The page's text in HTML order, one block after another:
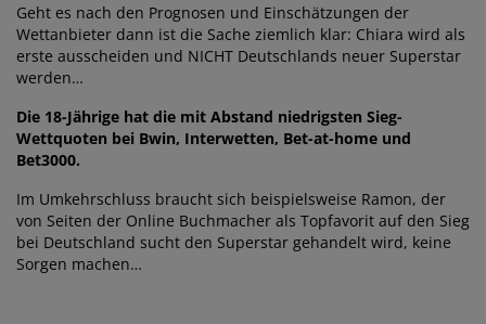
Geht es nach den Prognosen und Einschätzungen der
Wettanbieter dann ist die Sache ziemlich klar: Chiara wird als
erste ausscheiden und NICHT Deutschlands neuer Superstar
werden…
Die 18-Jährige hat die mit Abstand niedrigsten Sieg-
Wettquoten bei Bwin, Interwetten, Bet-at-home und
Bet3000.
Im Umkehrschluss braucht sich beispielsweise Ramon, der
von Seiten der Online Buchmacher als Topfavorit auf den Sieg
bei Deutschland sucht den Superstar gehandelt wird, keine
Sorgen machen…